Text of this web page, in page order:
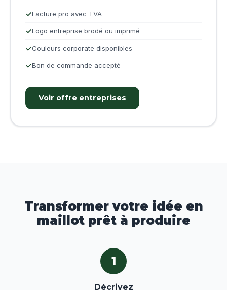
Facture pro avec TVA
Logo entreprise brodé ou imprimé
Couleurs corporate disponibles
Bon de commande accepté
Voir offre entreprises
Transformer votre idée en
maillot prêt à produire
1
Décrivez